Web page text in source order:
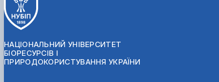
НАЦІОНАЛЬНИЙ УНІВЕРСИТЕТ
БІОРЕСУРСІВ І
ПРИРОДОКОРИСТУВАННЯ УКРАЇНИ